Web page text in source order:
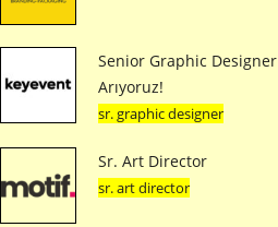
Senior Graphic Designer
Arıyoruz!
sr. graphic designer
Sr. Art Director
sr. art director